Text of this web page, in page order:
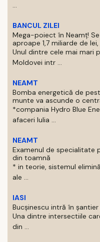
...
BANCUL ZILEI
Mega-poiect în Neamț!
aproape 1,7 miliarde de
Unul dintre cele mai mari
Moldovei intr ...
NEAMT
Bomba energetică de
munte va ascunde o
*compania Hydro Blue
afaceri Iulia ...
NEAMT
Examenul de specialitate
din toamnă
* in teorie, sistemul
ale ...
IASI
Bucșinescu intră în
Una dintre intersectiile
din ...